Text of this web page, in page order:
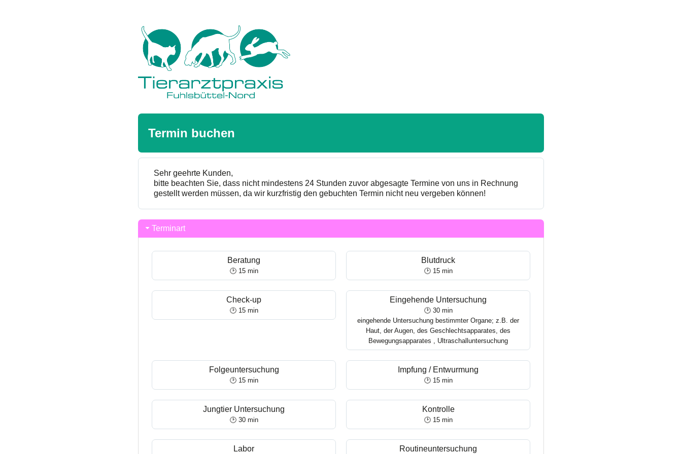
Termin buchen
Sehr geehrte Kunden,
bitte beachten Sie, dass nicht mindestens 24 Stunden zuvor abgesagte Termine von uns in Rechnung
gestellt werden müssen, da wir kurzfristig den gebuchten Termin nicht neu vergeben können!
Terminart
Beratung
🕑 15 min
Blutdruck
🕑 15 min
Check-up
🕑 15 min
Eingehende Untersuchung
🕑 30 min
eingehende Untersuchung bestimmter Organe; z.B. der
Haut, der Augen, des Geschlechtsapparates, des
Bewegungsapparates , Ultraschalluntersuchung
Folgeuntersuchung
🕑 15 min
Impfung / Entwurmung
🕑 15 min
Jungtier Untersuchung
🕑 30 min
Kontrolle
🕑 15 min
Labor Routineuntersuchung